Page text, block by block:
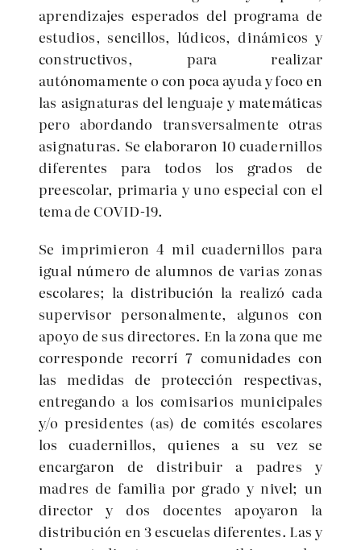
aprendizajes esperados del programa de
estudios, sencillos, lúdicos, dinámicos y
constructivos, para realizar
autónomamente o con poca ayuda y foco en
las asignaturas del lenguaje y matemáticas
pero abordando transversalmente otras
asignaturas. Se elaboraron 10 cuadernillos
diferentes para todos los grados de
preescolar, primaria y uno especial con el
tema de COVID-19.
Se imprimieron 4 mil cuadernillos para
igual número de alumnos de varias zonas
escolares; la distribución la realizó cada
supervisor personalmente, algunos con
apoyo de sus directores. En la zona que me
corresponde recorrí 7 comunidades con
las medidas de protección respectivas,
entregando a los comisarios municipales
y/o presidentes (as) de comités escolares
los cuadernillos, quienes a su vez se
encargaron de distribuir a padres y
madres de familia por grado y nivel; un
director y dos docentes apoyaron la
distribución en 3 escuelas diferentes. Las y